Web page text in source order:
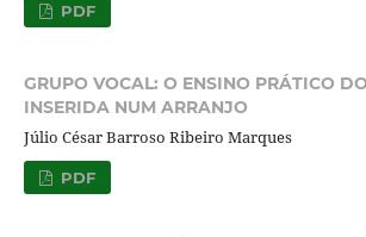
PDF
GRUPO VOCAL: O ENSINO PRÁTICO
INSERIDA NUM ARRANJO
Júlio César Barroso Ribeiro Marques
PDF